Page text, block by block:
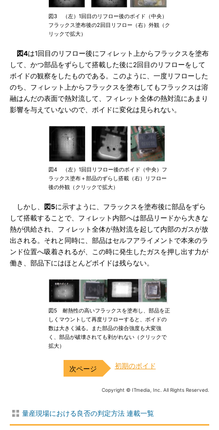
図3 （左）1回目のリフロー後のボイド（中央）
フラックス塗布後の2回目リフロー（右）外観（ク
リックで拡大）
図4は1回目のリフロー後にフィレット上からフラックスを塗布
して、かつ部品をずらして搭載した後に2回目のリフローをして
ボイドの観察をしたものである。このように、一度リフローした
のち、フィレット上からフラックスを塗布してもフラックスは溶
融はんだの表面で熱対流して、フィレット全体の熱対流にあまり
影響を与えていないので、ボイドに変化は見られない。
図4 （左）1回目リフロー後のボイド（中央）フ
ラックス塗布＋部品のずらし搭載（右）リフロー
後の外観（クリックで拡大）
しかし、 図5に示すように、フラックスを塗布後に部品をずら
して搭載することで、フィレット内部へは部品リードから大きな
熱が供給され、フィレット全体が熱対流を起して内部のガスが放
出される。それと同時に、部品はセルフアライメントで本来のラ
ンド位置へ吸着されるが、この時に発生したガスを押し出す力が
働き、部品下にはほとんどボイドは残らない。
図5 耐熱性の高いフラックスを塗布し、部品を正
しくマウントして再度リフローすると、ボイドの
数は大きく減る。また部品の接合強度も大変強
く、部品が破壊されても剥がれない（クリックで
拡大）
初期のボイド
Copyright © ITmedia, Inc. All Rights Reserved.
量産現場における良否の判定方法 連載一覧